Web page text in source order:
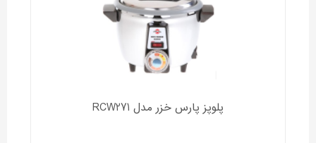
پلوپز پارس خزر مدل RCW271